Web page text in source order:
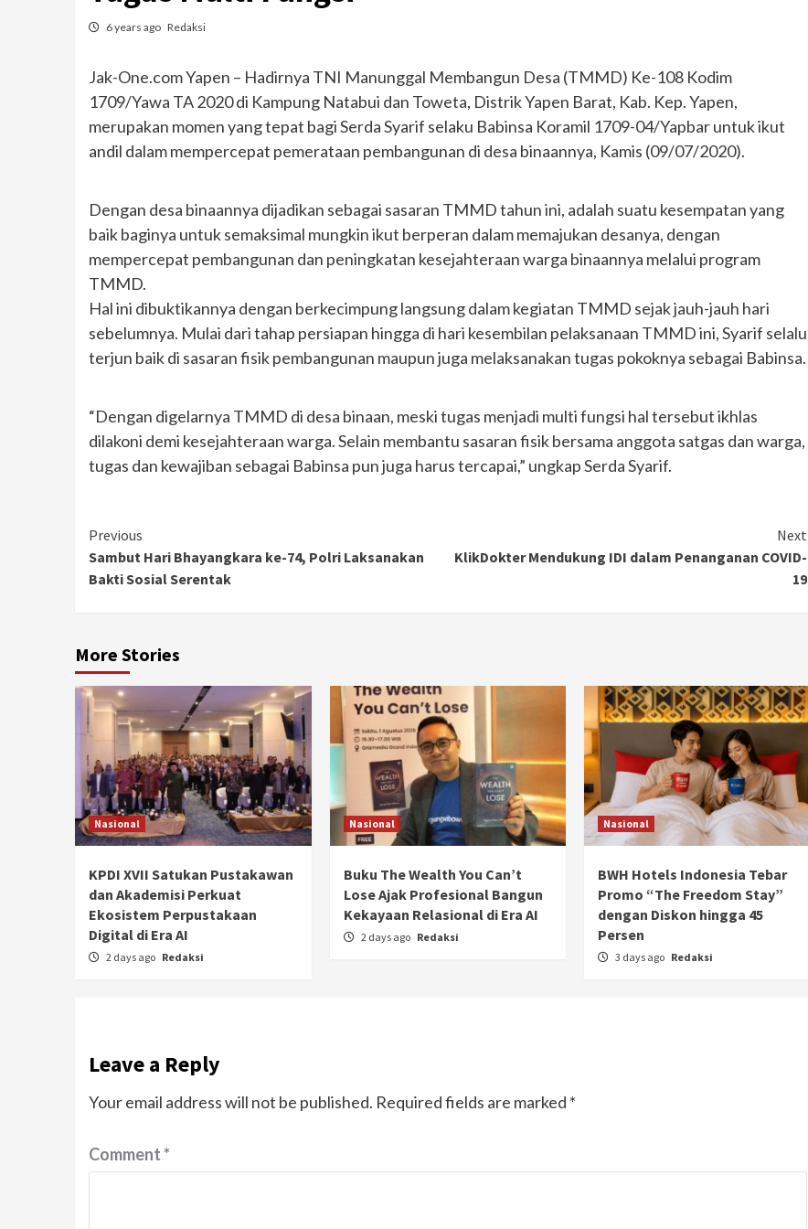
6 years ago Redaksi
Jak-One.com Yapen – Hadirnya TNI Manunggal Membangun Desa (TMMD) Ke-108 Kodim
1709/Yawa TA 2020 di Kampung Natabui dan Toweta, Distrik Yapen Barat, Kab. Kep. Yapen,
merupakan momen yang tepat bagi Serda Syarif selaku Babinsa Koramil 1709-04/Yapbar untuk ikut
andil dalam mempercepat pemerataan pembangunan di desa binaannya, Kamis (09/07/2020).
Dengan desa binaannya dijadikan sebagai sasaran TMMD tahun ini, adalah suatu kesempatan yang
baik baginya untuk semaksimal mungkin ikut berperan dalam memajukan desanya, dengan
mempercepat pembangunan dan peningkatan kesejahteraan warga binaannya melalui program
TMMD.
Hal ini dibuktikannya dengan berkecimpung langsung dalam kegiatan TMMD sejak jauh-jauh hari
sebelumnya. Mulai dari tahap persiapan hingga di hari kesembilan pelaksanaan TMMD ini, Syarif selalu
terjun baik di sasaran fisik pembangunan maupun juga melaksanakan tugas pokoknya sebagai Babinsa.
“Dengan digelarnya TMMD di desa binaan, meski tugas menjadi multi fungsi hal tersebut ikhlas
dilakoni demi kesejahteraan warga. Selain membantu sasaran fisik bersama anggota satgas dan warga,
tugas dan kewajiban sebagai Babinsa pun juga harus tercapai,” ungkap Serda Syarif.
Continue
Reading
Previous
Sambut Hari Bhayangkara ke-74, Polri Laksanakan
Bakti Sosial Serentak
Next
KlikDokter Mendukung IDI dalam Penanganan COVID-
19
More Stories
Nasional
KPDI XVII Satukan Pustakawan
dan Akademisi Perkuat
Ekosistem Perpustakaan
Digital di Era AI
2 days ago Redaksi
Nasional
Buku The Wealth You Can’t
Lose Ajak Profesional Bangun
Kekayaan Relasional di Era AI
2 days ago Redaksi
Nasional
BWH Hotels Indonesia Tebar
Promo “The Freedom Stay”
dengan Diskon hingga 45
Persen
3 days ago Redaksi
Leave a Reply
Your email address will not be published. Required fields are marked *
Comment*